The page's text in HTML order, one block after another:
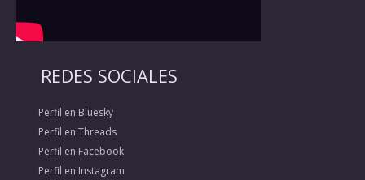
REDES SOCIALES
Perfil en Bluesky
Perfil en Threads
Perfil en Facebook
Perfil en Instagram